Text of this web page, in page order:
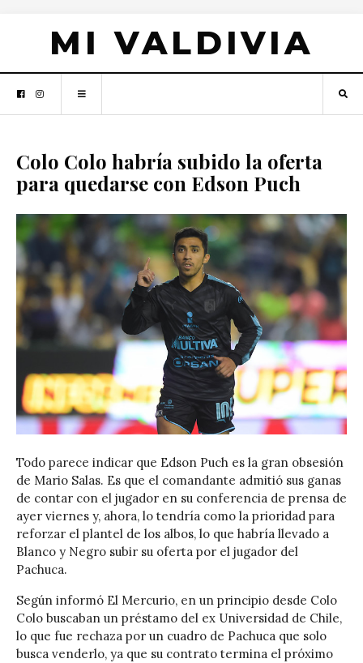
MI VALDIVIA
Colo Colo habría subido la oferta
para quedarse con Edson Puch
Todo parece indicar que Edson Puch es la gran obsesión
de Mario Salas. Es que el comandante admitió sus ganas
de contar con el jugador en su conferencia de prensa de
ayer viernes y, ahora, lo tendría como la prioridad para
reforzar el plantel de los albos, lo que habría llevado a
Blanco y Negro subir su oferta por el jugador del
Pachuca.
Según informó El Mercurio, en un principio desde Colo
Colo buscaban un préstamo del ex Universidad de Chile,
lo que fue rechaza por un cuadro de Pachuca que solo
busca venderlo, ya que su contrato termina el próximo